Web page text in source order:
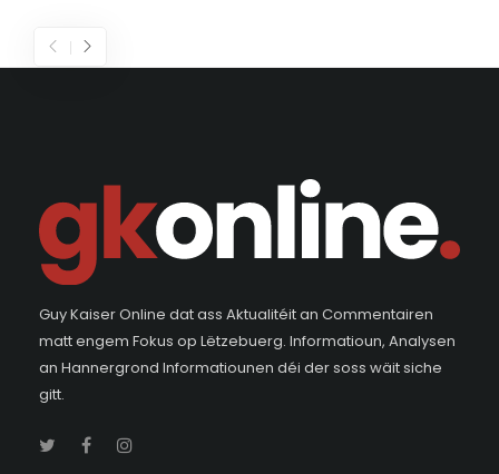
Guy Kaiser Online dat ass Aktualitéit an Commentairen
matt engem Fokus op Lëtzebuerg. Informatioun, Analysen
an Hannergrond Informatiounen déi der soss wäit siche
gitt.